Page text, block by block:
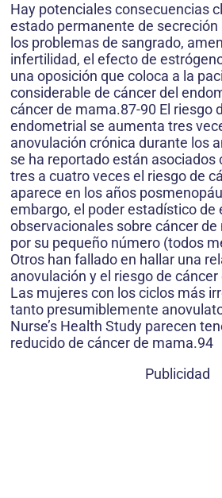
Hay potenciales consecuencias
estado permanente de
los problemas de sangrado,
infertilidad, el efecto de
una oposición que coloca a la
considerable de cáncer del
cáncer de mama.87-90 El riesgo
endometrial se aumenta tres
anovulación crónica durante los
se ha reportado están asociados
tres a cuatro veces el riesgo de
aparece en los años
embargo, el poder estadístico de
observacionales sobre cáncer
por su pequeño número (todos
Otros han fallado en hallar una
anovulación y el riesgo de
Las mujeres con los ciclos más
tanto presumiblemente
Nurse’s Health Study parecen
reducido de cáncer de mama.94
Publicidad